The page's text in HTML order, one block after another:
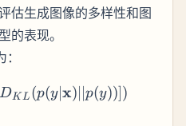
估生成图像的多样性和图
的表现。
IS =
DKL (p(y ∣x) ∣∣p(y))])